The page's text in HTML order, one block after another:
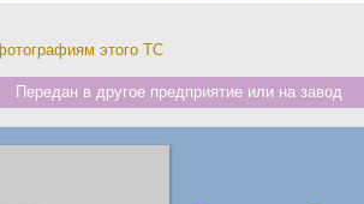
этого ТС
Передан в другое предприятие или на завод